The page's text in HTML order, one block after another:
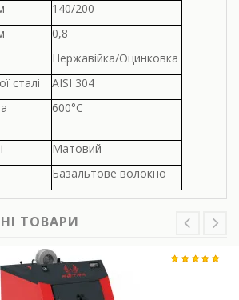
140/200
0,8
Нержавійка/Оцинковка
сталі
AISI 304
600°С
Матовий
Базальтове волокно
ТОВАРИ